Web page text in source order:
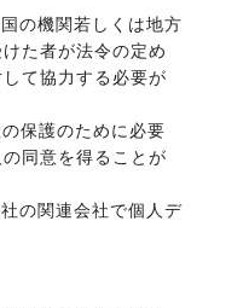
の機関若しくは地方
た者が法令の定め
て協力する必要が
保護のために必要
同意を得ることが
の関連会社で個人デ